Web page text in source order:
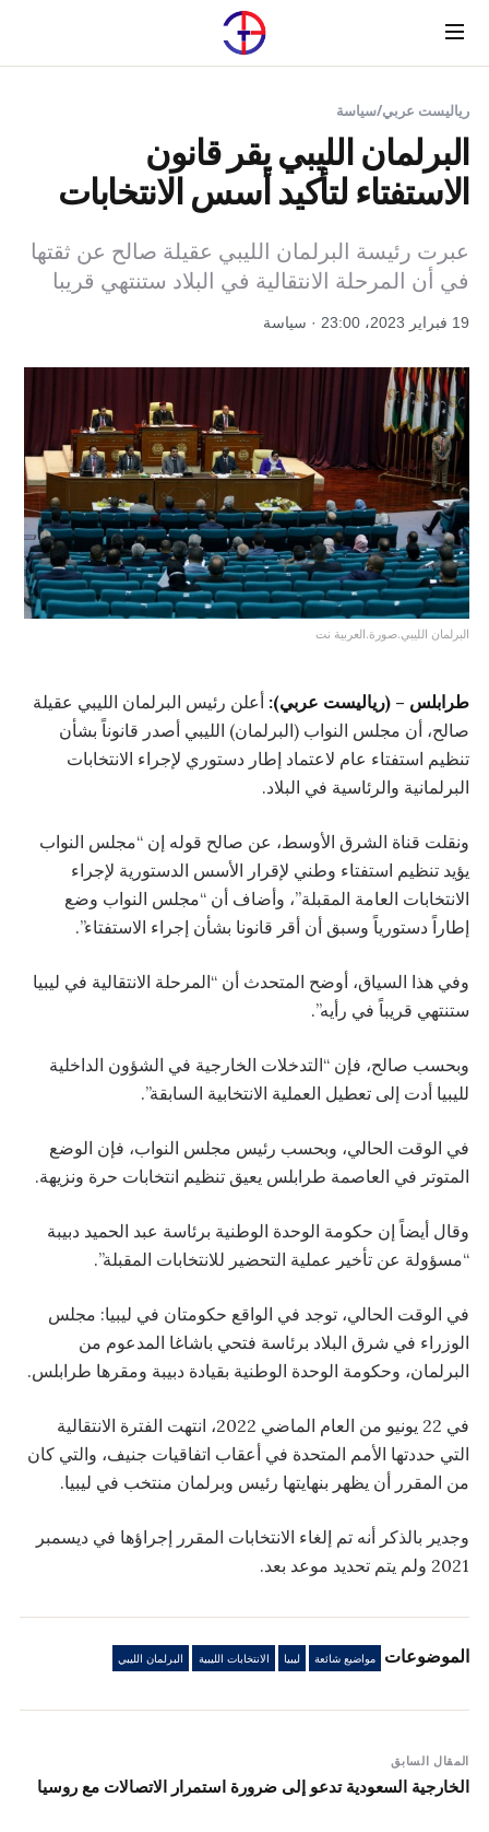
Menu
رياليست عربي/سياسة
البرلمان الليبي يقر قانون
الاستفتاء لتأكيد أسس الانتخابات
عبرت رئيسة البرلمان الليبي عقيلة صالح عن ثقتها
في أن المرحلة الانتقالية في البلاد ستنتهي قريبا
19 فبراير 2023، 23:00 · سياسة
البرلمان الليبي.صورة.العربية نت
طرابلس – (رياليست عربي): أعلن رئيس البرلمان الليبي عقيلة
صالح، أن مجلس النواب (البرلمان) الليبي أصدر قانوناً بشأن
تنظيم استفتاء عام لاعتماد إطار دستوري لإجراء الانتخابات
البرلمانية والرئاسية في البلاد.
ونقلت قناة الشرق الأوسط، عن صالح قوله إن “مجلس النواب
يؤيد تنظيم استفتاء وطني لإقرار الأسس الدستورية لإجراء
الانتخابات العامة المقبلة”، وأضاف أن “مجلس النواب وضع
إطاراً دستورياً وسبق أن أقر قانونا بشأن إجراء الاستفتاء”.
وفي هذا السياق، أوضح المتحدث أن “المرحلة الانتقالية في ليبيا
ستنتهي قريباً في رأيه”.
وبحسب صالح، فإن “التدخلات الخارجية في الشؤون الداخلية
لليبيا أدت إلى تعطيل العملية الانتخابية السابقة”.
في الوقت الحالي، وبحسب رئيس مجلس النواب، فإن الوضع
المتوتر في العاصمة طرابلس يعيق تنظيم انتخابات حرة ونزيهة.
وقال أيضاً إن حكومة الوحدة الوطنية برئاسة عبد الحميد دبيبة
“مسؤولة عن تأخير عملية التحضير للانتخابات المقبلة”.
في الوقت الحالي، توجد في الواقع حكومتان في ليبيا: مجلس
الوزراء في شرق البلاد برئاسة فتحي باشاغا المدعوم من
البرلمان، وحكومة الوحدة الوطنية بقيادة دبيبة ومقرها طرابلس.
في 22 يونيو من العام الماضي 2022، انتهت الفترة الانتقالية
التي حددتها الأمم المتحدة في أعقاب اتفاقيات جنيف، والتي كان
من المقرر أن يظهر بنهايتها رئيس وبرلمان منتخب في ليبيا.
وجدير بالذكر أنه تم إلغاء الانتخابات المقرر إجراؤها في ديسمبر
2021 ولم يتم تحديد موعد بعد.
الموضوعات مواضيع شائعة ليبيا الانتخابات الليبية البرلمان الليبي
المقال السابق
الخارجية السعودية تدعو إلى ضرورة استمرار الاتصالات مع روسيا